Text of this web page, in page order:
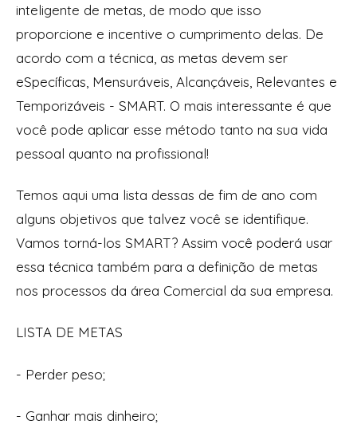
inteligente de metas, de modo que isso
proporcione e incentive o cumprimento delas. De
acordo com a técnica, as metas devem ser
eSpecíficas, Mensuráveis, Alcançáveis, Relevantes e
Temporizáveis - SMART. O mais interessante é que
você pode aplicar esse método tanto na sua vida
pessoal quanto na profissional!
Temos aqui uma lista dessas de fim de ano com
alguns objetivos que talvez você se identifique.
Vamos torná-los SMART? Assim você poderá usar
essa técnica também para a definição de metas
nos processos da área Comercial da sua empresa.
LISTA DE METAS
- Perder peso;
- Ganhar mais dinheiro;